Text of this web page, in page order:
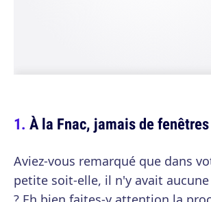
À la Fnac, jamais de fenêtres
Aviez-vous remarqué que dans
petite soit-elle, il n'y avait